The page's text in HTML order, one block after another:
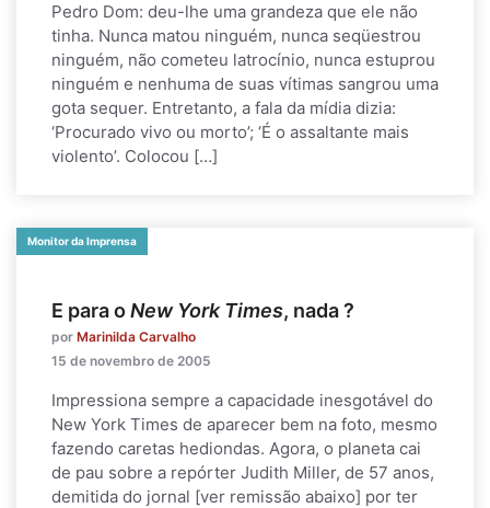
Pedro Dom: deu-lhe uma grandeza que ele não
tinha. Nunca matou ninguém, nunca seqüestrou
ninguém, não cometeu latrocínio, nunca estuprou
ninguém e nenhuma de suas vítimas sangrou uma
gota sequer. Entretanto, a fala da mídia dizia:
‘Procurado vivo ou morto’; ‘É o assaltante mais
violento’. Colocou […]
Monitor da Imprensa
E para oNew York Times, nada ?
por Marinilda Carvalho
15 de novembro de 2005
Impressiona sempre a capacidade inesgotável do
New York Times de aparecer bem na foto, mesmo
fazendo caretas hediondas. Agora, o planeta cai
de pau sobre a repórter Judith Miller, de 57 anos,
demitida do jornal [ver remissão abaixo] por ter